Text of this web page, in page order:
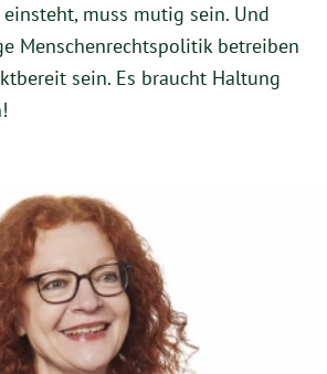
muss mutig sein. Und
Menschenrechtspolitik betreiben
sein. Es braucht Haltung